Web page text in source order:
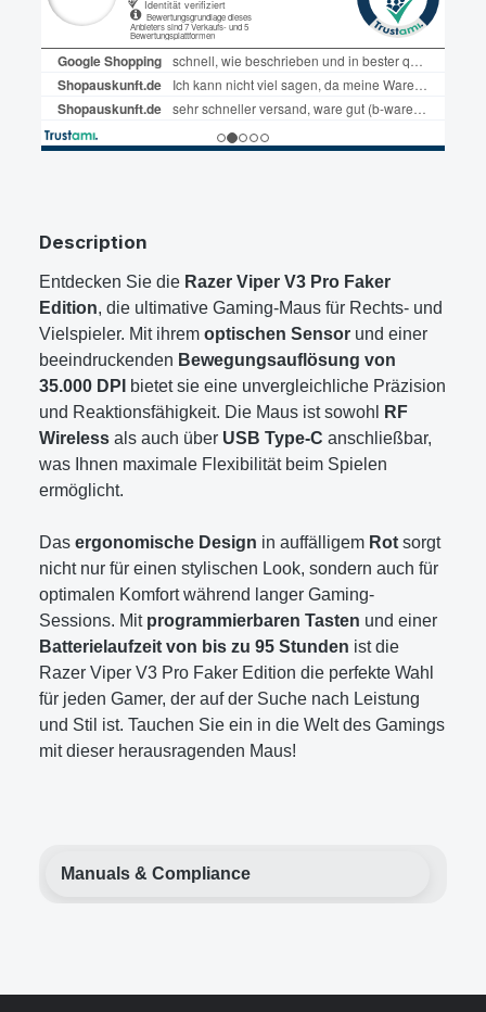
Description
Entdecken Sie die Razer Viper V3 Pro Faker
Edition, die ultimative Gaming-Maus für Rechts- und
Vielspieler. Mit ihrem optischen Sensor und einer
beeindruckenden Bewegungsauflösung von
35.000 DPI
bietet sie eine unvergleichliche Präzision
und Reaktionsfähigkeit. Die Maus ist sowohl
RF
Wireless als auch über USB Type-C anschließbar,
was Ihnen maximale Flexibilität beim Spielen
ermöglicht.
Das ergonomische Design in auffälligem Rot sorgt
nicht nur für einen stylischen Look, sondern auch für
optimalen Komfort während langer Gaming-
Sessions. Mit programmierbaren Tasten und einer
Batterielaufzeit von bis zu 95 Stunden ist die
Razer Viper V3 Pro Faker Edition die perfekte Wahl
für jeden Gamer, der auf der Suche nach Leistung
und Stil ist. Tauchen Sie ein in die Welt des Gamings
mit dieser herausragenden Maus!
Manuals & Compliance